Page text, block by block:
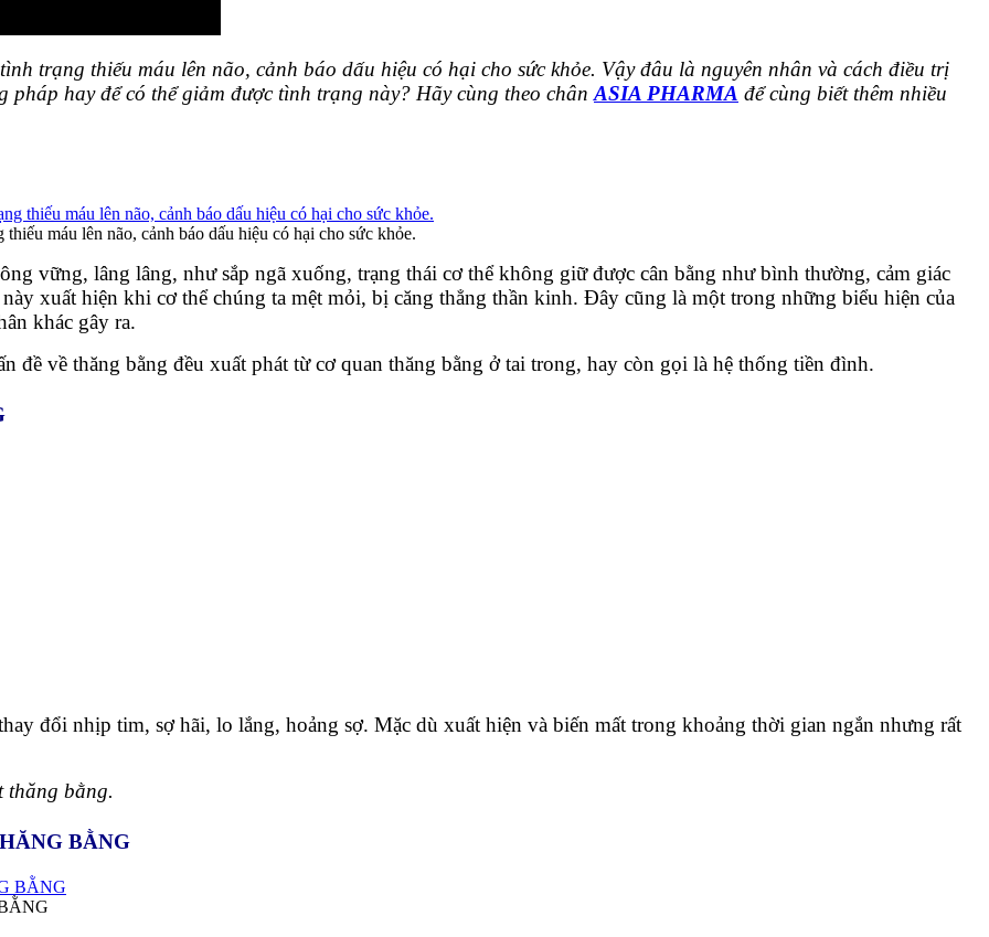
trạng thiếu máu lên não, cảnh báo dấu hiệu có hại cho sức khỏe. Vậy đâu là nguyên nhân và cách điều trị
hay để có thể giảm được tình trạng này? Hãy cùng theo chân ASIA PHARMA để cùng biết thêm nhiều
máu lên não, cảnh báo dấu hiệu có hại cho sức khỏe.
vững, lâng lâng, như sắp ngã xuống, trạng thái cơ thể không giữ được cân bằng như bình thường, cảm giác
xuất hiện khi cơ thể chúng ta mệt mỏi, bị căng thẳng thần kinh. Đây cũng là một trong những biểu hiện của
khác gây ra.
đề về thăng bằng đều xuất phát từ cơ quan thăng bằng ở tai trong, hay còn gọi là hệ thống tiền đình.
đổi nhịp tim, sợ hãi, lo lắng, hoảng sợ. Mặc dù xuất hiện và biến mất trong khoảng thời gian ngắn nhưng rất
thăng bằng.
BẰNG